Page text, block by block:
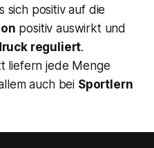
sich positiv auf die
positiv auswirkt und
reguliert.
liefern jede Menge
auch bei Sportlern